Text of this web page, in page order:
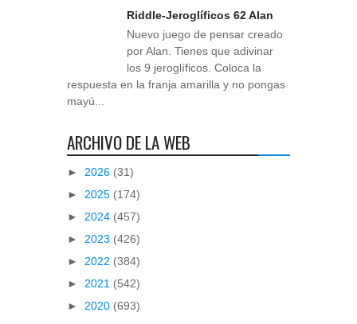
Riddle-Jeroglíficos 62 Alan
Nuevo juego de pensar creado
por Alan. Tienes que adivinar
los 9 jeroglíficos. Coloca la
respuesta en la franja amarilla y no pongas
mayú...
ARCHIVO DE LA WEB
► 2026 (31)
► 2025 (174)
► 2024 (457)
► 2023 (426)
► 2022 (384)
► 2021 (542)
► 2020 (693)